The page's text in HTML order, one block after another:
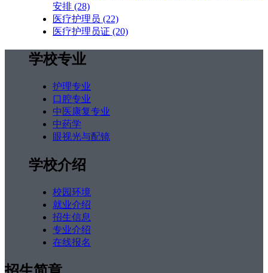
安排 (28)
医疗护理员 (22)
医疗护理员证 (20)
学校专业
护理专业
口腔专业
中医康复专业
中药学
眼视光与配镜
学校介绍
校园环境
就业介绍
招生信息
专业介绍
在线报名